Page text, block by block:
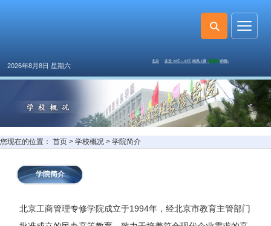
2026年8月8日 星期六
您现在的位置： 首页 > 学校概况 > 学院简介
学院简介
北京工商管理专修学院成立于1994年，经北京市教育主管部门